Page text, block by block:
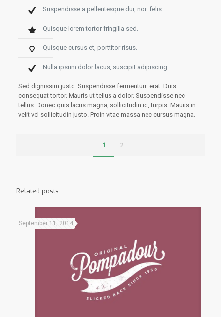
Suspendisse a pellentesque dui, non felis.
Quisque lorem tortor fringilla sed.
Quisque cursus et, porttitor risus.
Nulla ipsum dolor lacus, suscipit adipiscing.
Sed dignissim justo. Suspendisse fermentum erat. Duis
consequat tortor. Mauris ut tellus a dolor. Suspendisse nec
tellus. Donec quis lacus magna, sollicitudin id, turpis. Mauris in
velit vel sollicitudin justo. Proin vitae massa nec cursus magna.
1 2
Related posts
September 11, 2014